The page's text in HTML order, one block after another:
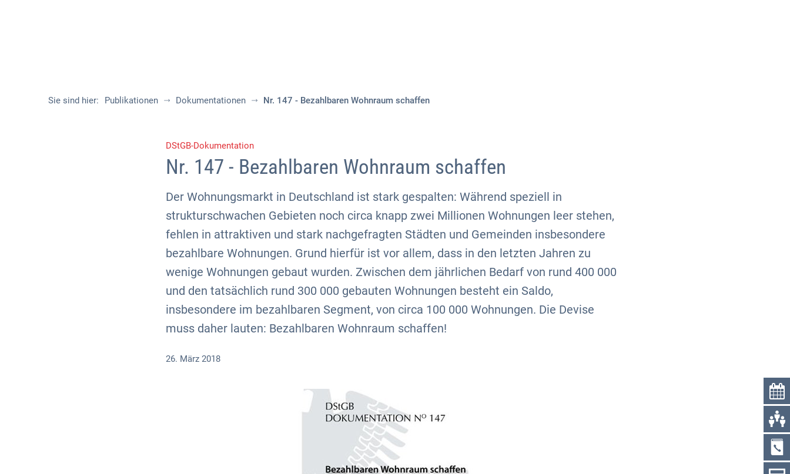
Sie sind hier: Publikationen Dokumentationen Nr. 147 - Bezahlbaren Wohnraum schaffen
DStGB-Dokumentation
Nr. 147 - Bezahlbaren Wohnraum schaffen
Der Wohnungsmarkt in Deutschland ist stark gespalten: Während speziell in
strukturschwachen Gebieten noch circa knapp zwei Millionen Wohnungen leer stehen,
fehlen in attraktiven und stark nachgefragten Städten und Gemeinden insbesondere
bezahlbare Wohnungen. Grund hierfür ist vor allem, dass in den letzten Jahren zu
wenige Wohnungen gebaut wurden. Zwischen dem jährlichen Bedarf von rund 400 000
und den tatsächlich rund 300 000 gebauten Wohnungen besteht ein Saldo,
insbesondere im bezahlbaren Segment, von circa 100 000 Wohnungen. Die Devise
muss daher lauten: Bezahlbaren Wohnraum schaffen!
26. März 2018